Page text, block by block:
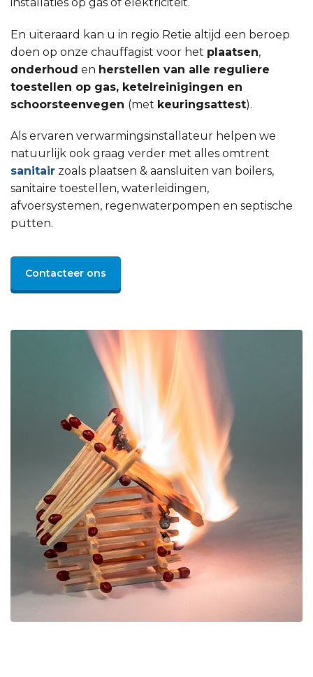
En uiteraard kan u in regio Retie altijd een beroep
doen op onze chauffagist voor het plaatsen,
onderhoud en herstellen van alle reguliere
toestellen op gas, ketelreinigingen en
schoorsteenvegen (met keuringsattest).
Als ervaren verwarmingsinstallateur helpen we
natuurlijk ook graag verder met alles omtrent
sanitair zoals plaatsen & aansluiten van boilers,
sanitaire toestellen, waterleidingen,
afvoersystemen, regenwaterpompen en septische
putten.
Contacteer ons